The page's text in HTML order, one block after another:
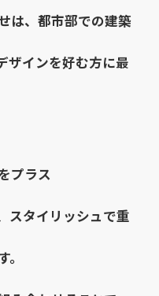
は、都市部での建築
ザインを好む方に最
プラス
スタイリッシュで重